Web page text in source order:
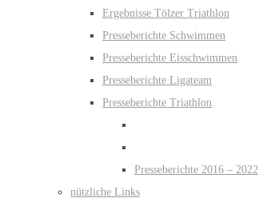
Ergebnisse Tölzer Triathlon
Presseberichte Schwimmen
Presseberichte Eisschwimmen
Presseberichte Ligateam
Presseberichte Triathlon
Presseberichte 2016 – 2022
nützliche Links